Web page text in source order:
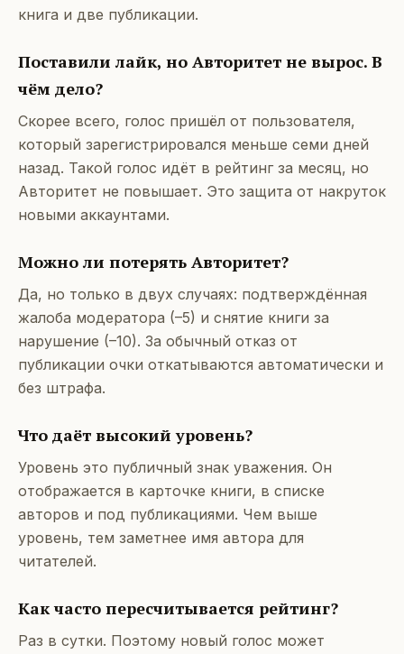
книга и две публикации.
Поставили лайк, но Авторитет не вырос. В
чём дело?
Скорее всего, голос пришёл от пользователя,
который зарегистрировался меньше семи дней
назад. Такой голос идёт в рейтинг за месяц, но
Авторитет не повышает. Это защита от накруток
новыми аккаунтами.
Можно ли потерять Авторитет?
Да, но только в двух случаях: подтверждённая
жалоба модератора (–5) и снятие книги за
нарушение (–10). За обычный отказ от
публикации очки откатываются автоматически и
без штрафа.
Что даёт высокий уровень?
Уровень это публичный знак уважения. Он
отображается в карточке книги, в списке
авторов и под публикациями. Чем выше
уровень, тем заметнее имя автора для
читателей.
Как часто пересчитывается рейтинг?
Раз в сутки. Поэтому новый голос может